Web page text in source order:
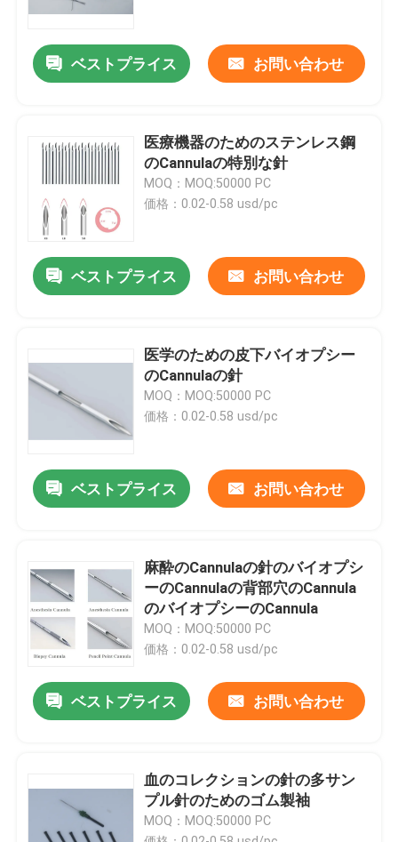
企業情報
接触
製品
プラスチック注入型の部品
イジェクターのピンおよび袖
穿孔器ピンは死ぬ
ブロックを見つけること
ガイド ピンおよびブッシュ
ベストプライス お問い合わせ
医療機器のためのステンレス鋼
のCannulaの特別な針
MOQ：MOQ:50000 PC
価格：0.02-0.58 usd/pc
ベストプライス お問い合わせ
医学のための皮下バイオプシー
のCannulaの針
MOQ：MOQ:50000 PC
価格：0.02-0.58 usd/pc
ベストプライス お問い合わせ
麻酔のCannulaの針のバイオプシ
ーのCannulaの背部穴のCannula
のバイオプシーのCannula
MOQ：MOQ:50000 PC
価格：0.02-0.58 usd/pc
ベストプライス お問い合わせ
血のコレクションの針の多サン
プル針のためのゴム製袖
MOQ：MOQ:50000 PC